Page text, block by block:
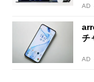
AD
チ
AD